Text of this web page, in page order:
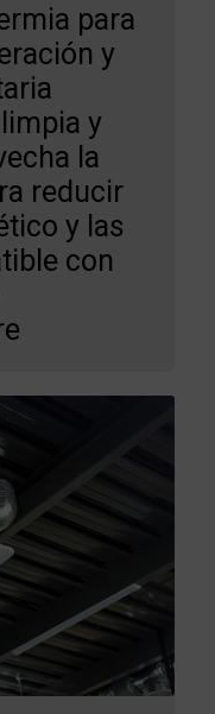
para
y
y
la
reducir
y las
con